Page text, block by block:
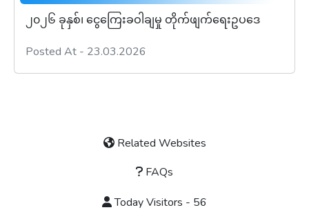
၂၀၂၆ ခုနှစ်၊ ငွေကြေးခဝါချမှု တိုက်ဖျက်ရေးဥပဒေ
Posted At - 23.03.2026
Related Websites
FAQs
Today Visitors - 56